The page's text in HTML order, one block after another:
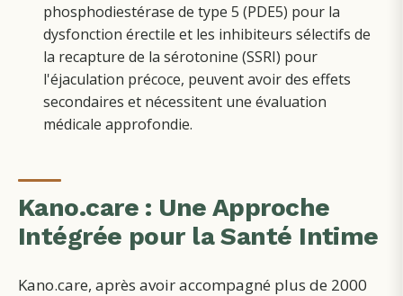
phosphodiestérase de type 5 (PDE5) pour la
dysfonction érectile et les inhibiteurs sélectifs de
la recapture de la sérotonine (SSRI) pour
l'éjaculation précoce, peuvent avoir des effets
secondaires et nécessitent une évaluation
médicale approfondie.
Kano.care : Une Approche
Intégrée pour la Santé Intime
Kano.care, après avoir accompagné plus de 2000